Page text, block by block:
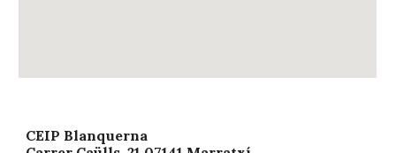
CEIP Blanquerna